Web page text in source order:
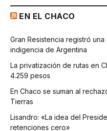
EN EL CHACO
Gran Resistencia registró
indigencia de Argentina
La privatización de rutas en
4.259 pesos
En Chaco se suman al
Tierras
Lisandro: «La idea del
retenciones cero»